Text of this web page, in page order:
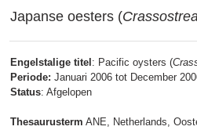
Japanse oesters (
Engelstalige titel : Pacific oysters (
Periode: Januari 2006 tot December
Status: Afgelopen
Thesaurusterm ANE, Netherlands,